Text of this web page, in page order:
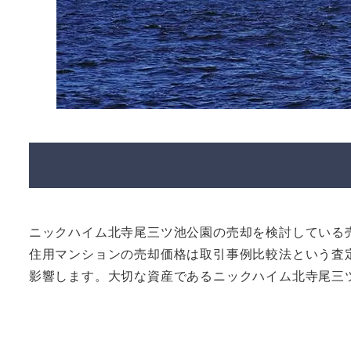
ニックハイム北寺尾三ツ池公園の売却を検討してい
住用マンションの売却価格は取引事例比較法という
影響します。大切な資産であるニックハイム北寺尾